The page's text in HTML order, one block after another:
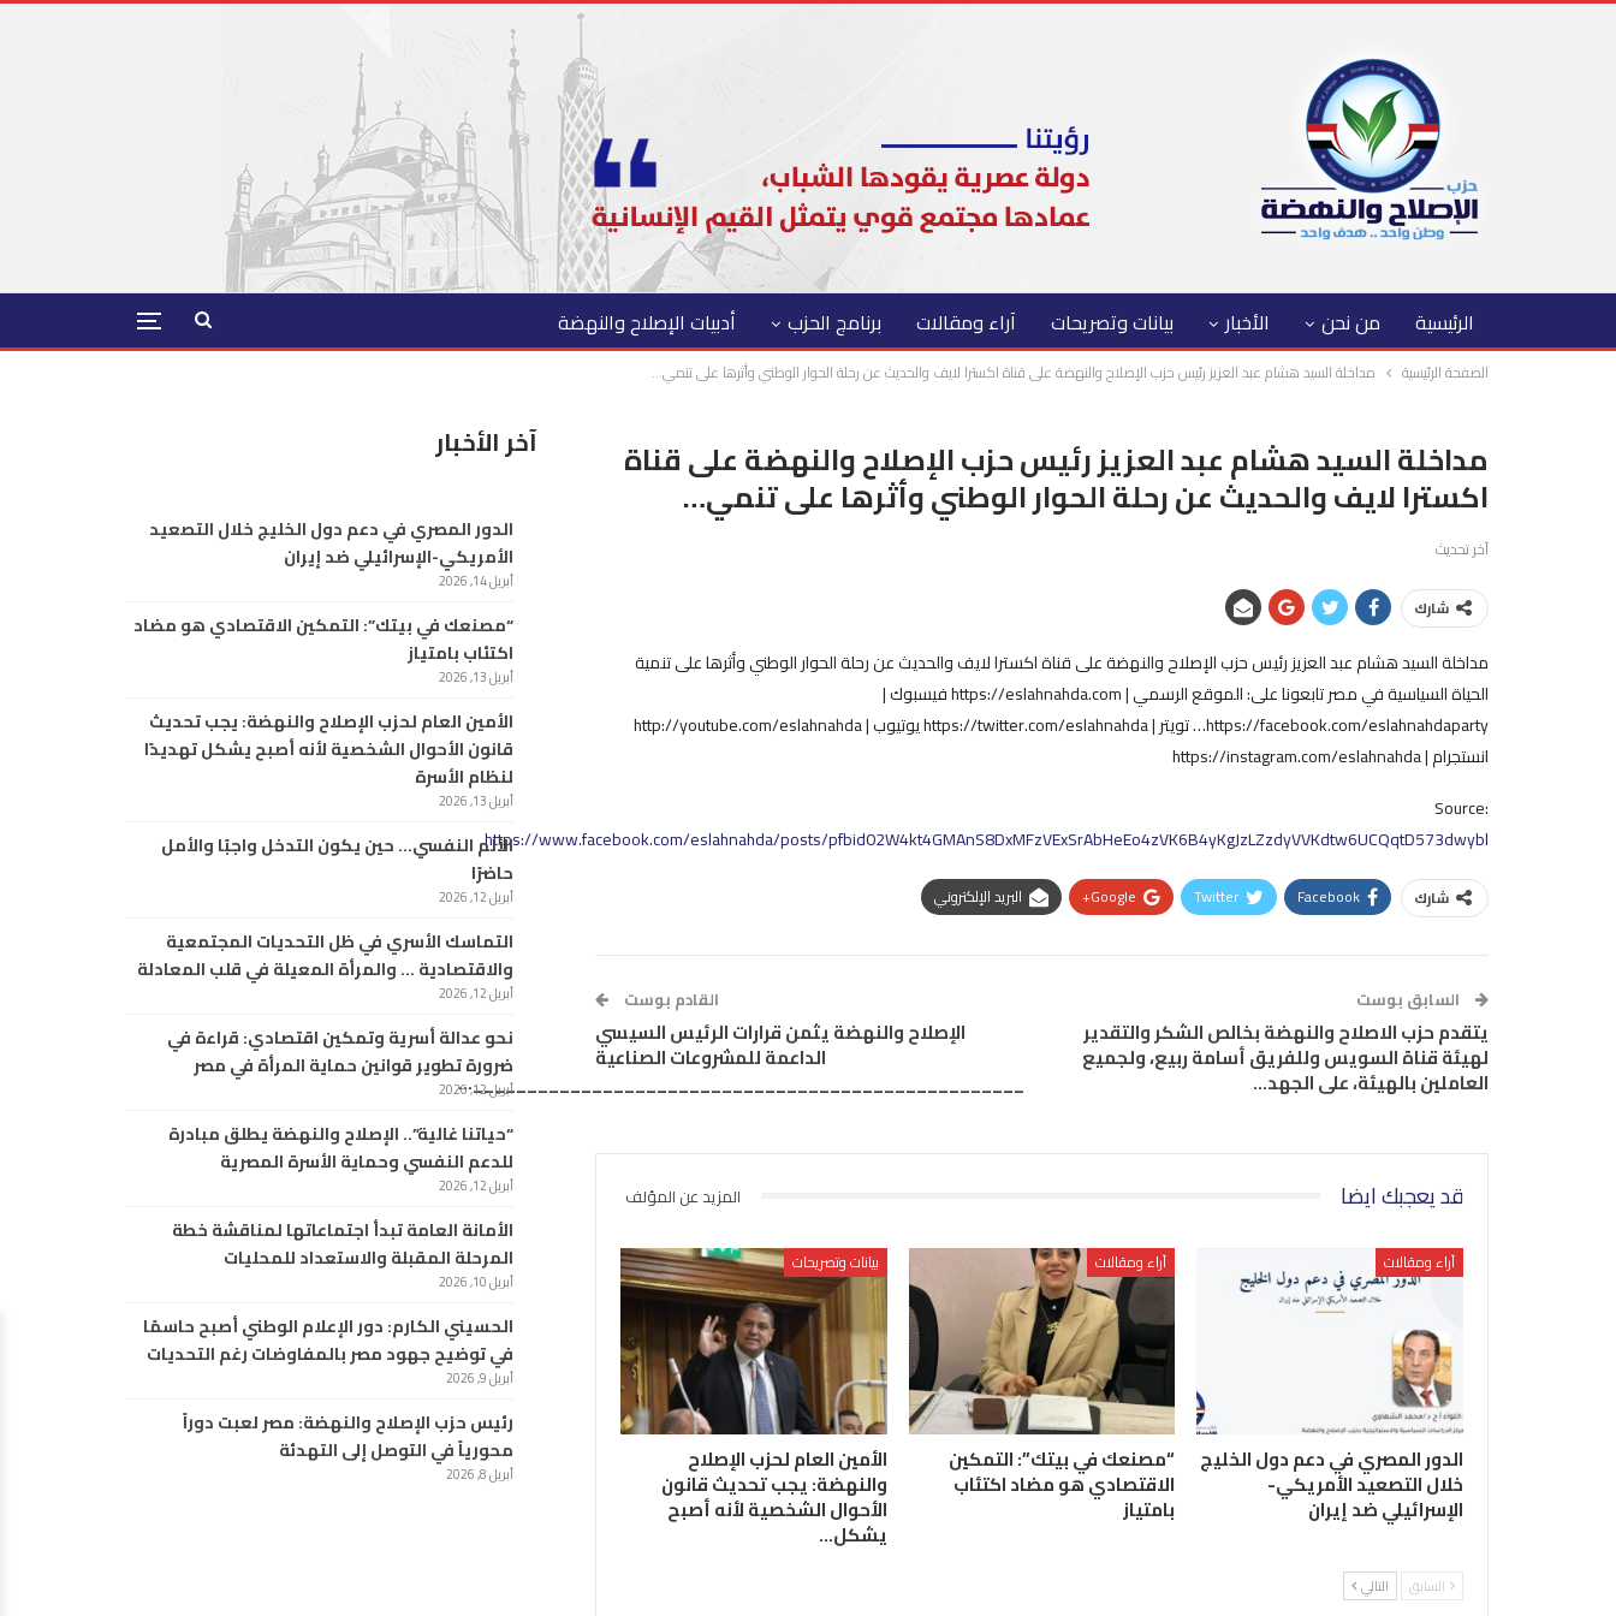
الرئيسية من نحن الأخبار بيانات وتصريحات آراء ومقالات برنامج الحزب أدبيات الإصلاح والنهضة
الصفحة الرئيسية مداخلة السيد هشام عبد العزيز رئيس حزب الإصلاح والنهضة على قناة اكسترا لايف والحديث عن رحلة الحوار الوطني وأثرها على تنمي…
مداخلة السيد هشام عبد العزيز رئيس حزب الإصلاح والنهضة على قناة
اكسترا لايف والحديث عن رحلة الحوار الوطني وأثرها على تنمي…
آخر تحديث
شارك
مداخلة السيد هشام عبد العزيز رئيس حزب الإصلاح والنهضة على قناة اكسترا لايف والحديث عن رحلة الحوار الوطني وأثرها على تنمية
الحياة السياسية في مصر تابعونا على: الموقع الرسمي | https://eslahnahda.com فيسبوك |
https://facebook.com/eslahnahdaparty… تويتر | https://twitter.com/eslahnahda يوتيوب | http://youtube.com/eslahnahda
انستجرام | https://instagram.com/eslahnahda
Source:
https://www.facebook.com/eslahnahda/posts/pfbid02W4kt4GMAnS8DxMFzVExSrAbHeEo4zVK6B4yKgJzLZzdyVVKdtw6UCQqtD573dwybl
شارك Facebook
Twitter
Google+ البريد الإلكتروني
السابق بوست
يتقدم حزب الاصلاح والنهضة بخالص الشكر والتقدير
لهيئة قناة السويس وللفريق أسامة ربيع، ولجميع
العاملين بالهيئة، على الجهد…
القادم بوست
الإصلاح والنهضة يثمن قرارات الرئيس السيسي
الداعمة للمشروعات الصناعية
___________________________________________________…
قد يعجبك ايضا المزيد عن المؤلف
آراء ومقالات
الدور المصري في دعم دول الخليج
خلال التصعيد الأمريكي-
الإسرائيلي ضد إيران
آراء ومقالات
“مصنعك في بيتك”: التمكين
الاقتصادي هو مضاد اكتئاب
بامتياز
بيانات وتصريحات
الأمين العام لحزب الإصلاح
والنهضة: يجب تحديث قانون
الأحوال الشخصية لأنه أصبح
يشكل…
السابق التالي
آخر الأخبار
الدور المصري في دعم دول الخليج خلال التصعيد
الأمريكي-الإسرائيلي ضد إيران
أبريل 14, 2026
“مصنعك في بيتك”: التمكين الاقتصادي هو مضاد
اكتئاب بامتياز
أبريل 13, 2026
الأمين العام لحزب الإصلاح والنهضة: يجب تحديث
قانون الأحوال الشخصية لأنه أصبح يشكل تهديدًا
لنظام الأسرة
أبريل 13, 2026
الألم النفسي… حين يكون التدخل واجبًا والأمل
حاضرًا
أبريل 12, 2026
التماسك الأسري في ظل التحديات المجتمعية
والاقتصادية … والمرأة المعيلة في قلب المعادلة
أبريل 12, 2026
نحو عدالة أسرية وتمكين اقتصادي: قراءة في
ضرورة تطوير قوانين حماية المرأة في مصر
أبريل 12, 2026
“حياتنا غالية”.. الإصلاح والنهضة يطلق مبادرة
للدعم النفسي وحماية الأسرة المصرية
أبريل 12, 2026
الأمانة العامة تبدأ اجتماعاتها لمناقشة خطة
المرحلة المقبلة والاستعداد للمحليات
أبريل 10, 2026
الحسيني الكارم: دور الإعلام الوطني أصبح حاسمًا
في توضيح جهود مصر بالمفاوضات رغم التحديات
أبريل 9, 2026
رئيس حزب الإصلاح والنهضة: مصر لعبت دوراً
محورياً في التوصل إلى التهدئة
أبريل 8, 2026